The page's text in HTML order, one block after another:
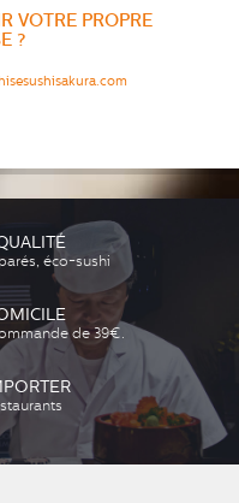
VOTRE PROPRE
?
éco-sushi
de 39€.